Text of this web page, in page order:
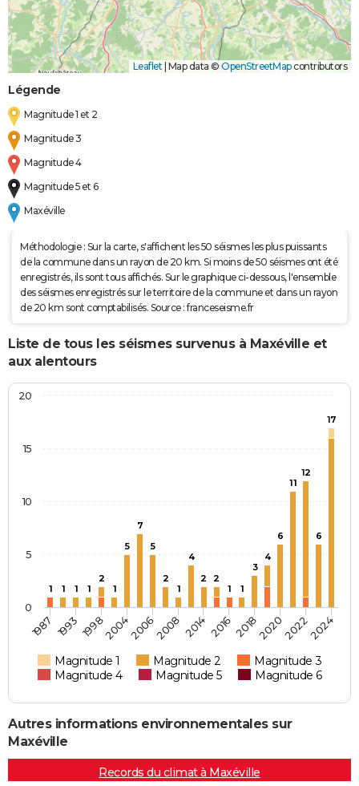
Leaflet Map data ©OpenStreetMapcontributors
Légende
Magnitude 1 et 2
Magnitude 3
Magnitude 4
Magnitude 5 et 6
Maxéville
Méthodologie : Sur la carte, s'affichent les 50 séismes les plus puissants
de la commune dans un rayon de 20 km. Si moins de 50 séismes ont été
enregistrés, ils sont tous affichés. Sur le graphique ci-dessous, l'ensemble
des séismes enregistrés sur le territoire de la commune et dans un rayon
de 20 km sont comptabilisés. Source : franceseisme.fr
Liste de tous les séismes survenus à Maxéville et
aux alentours
1 1 1 1
2
1
5
7
5
2
1
4
2
2
1
1
3
4
6
11
12
6
17
Magnitude 1 Magnitude 2
Magnitude 3
Magnitude 4
Magnitude 5 Magnitude 6
1987 19931998200420062008 2014 20162018202020222024
0
5
10
15
20
Autres informations environnementales sur
Maxéville
Records du climat à Maxéville